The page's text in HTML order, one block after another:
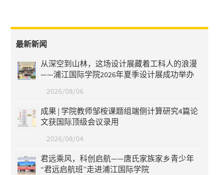
最新新闻
从深空到山林，这场设计展藏着工科人的浪漫
——浦江国际学院2026年夏季设计展成功举办
2026/08/06
成果 | 学院教师邹桉课题组端侧计算研究4篇论
文获国际顶级会议录用
2026/08/04
君远乘风，科创启航——唐氏家族家乡青少年
“君远启航班”走进浦江国际学院